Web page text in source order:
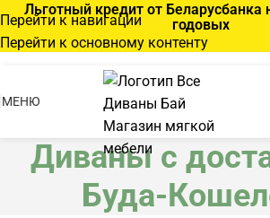
Перейти к навигации
Перейти к основному контенту
Льготный кредит от Беларусбанка
годовых
МЕНЮ
Диваны с
Буда-